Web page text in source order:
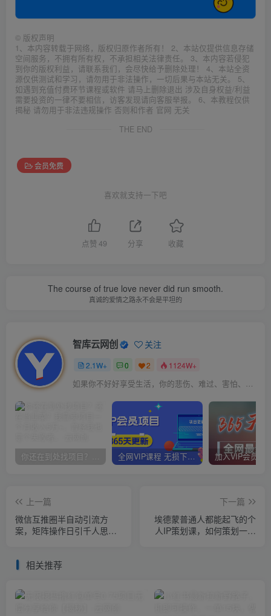
© 版权声明
1、本内容转载于网络，版权归原作者所有！ 2、本站仅提供信息存储
空间服务，不拥有所有权，不承担相关法律责任。 3、本内容若侵犯
到你的版权利益，请联系我们，会尽快给予删除处理！ 4、本站全资
源仅供测试和学习，请勿用于非法操作，一切后果与本站无关。 5、
如遇到充值付费环节课程或软件 请马上删除退出 涉及自身权益/利益
需要投资的一律不要相信，访客发现请向客服举报。 6、本教程仅供
揭秘 请勿用于非法违规操作 否则和作者 官网 无关
THE END
会员免费
喜欢就支持一下吧
点赞49 分享 收藏
The course of true love never did run smooth.
真诚的爱情之路永不会是平坦的
智库云网创 关注
2.1W+ 0 2 1124W+
如果你不好好享受生活，你的悲伤、难过、害怕、羞愧和内疚会代替你享受
你还在到处找项目？还在当韭菜？我靠卖项目一个月收入5万+，曾经我也是个失败者。 全网VIP课程 无损下载~
上一篇
微信互推圈半自动引流方
案，矩阵操作日引千人思路
下一篇
埃德蒙普通人都能起飞的个
人IP策划课，如何策划一个
相关推荐